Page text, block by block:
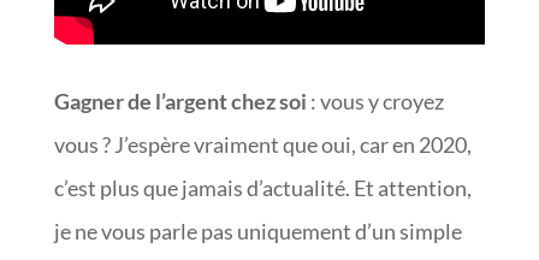
Gagner de l’argent chez soi : vous y croyez
vous ? J’espère vraiment que oui, car en 2020,
c’est plus que jamais d’actualité. Et attention,
je ne vous parle pas uniquement d’un simple